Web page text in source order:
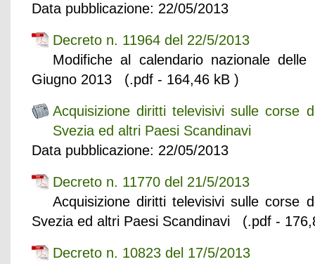
Data pubblicazione: 22/05/2013
Decreto n. 11964 del 22/5/2013
Modifiche al calendario nazionale
Giugno 2013 (.pdf - 164,46 kB )
Acquisizione diritti televisivi sulle corse
Svezia ed altri Paesi Scandinavi
Data pubblicazione: 22/05/2013
Decreto n. 11770 del 21/5/2013
Acquisizione diritti televisivi sulle corse
Svezia ed altri Paesi Scandinavi (.pdf -
Decreto n. 10823 del 17/5/2013